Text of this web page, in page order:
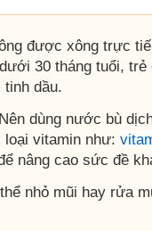
được xông trực
30 tháng tuổi,
dầu.
dùng nước bù
loại vitamin như:
nâng cao sức đề
nhỏ mũi hay rửa